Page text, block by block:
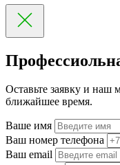
Оставьте заявку и наш
ближайшее время.
Ваше имя
Ваш номер телефона
Ваш email